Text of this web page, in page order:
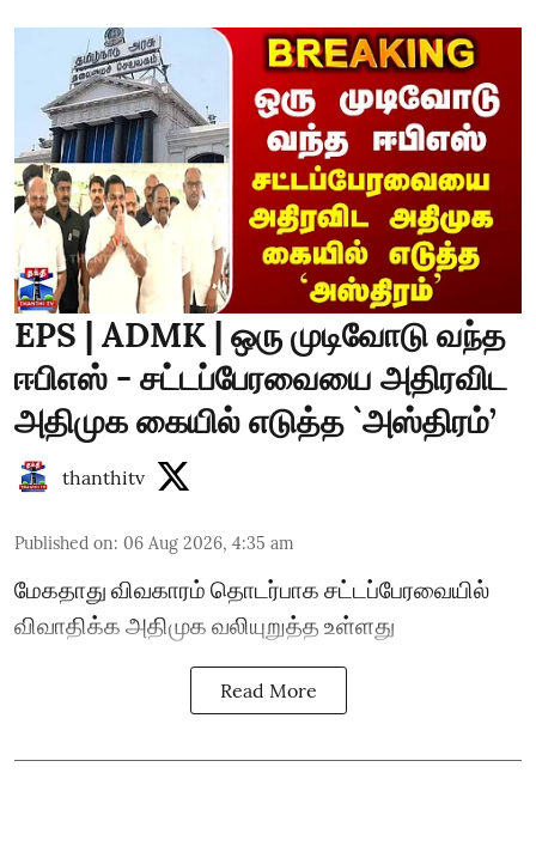
EPS | ADMK | ஒரு முடிவோடு வந்த
ஈபிஎஸ் - சட்டப்பேரவையை அதிரவிட
அதிமுக கையில் எடுத்த `அஸ்திரம்’
thanthitv
Published on: 06 Aug 2026, 4:35 am
மேகதாது விவகாரம் தொடர்பாக சட்டப்பேரவையில்
விவாதிக்க அதிமுக வலியுறுத்த உள்ளது
Read More